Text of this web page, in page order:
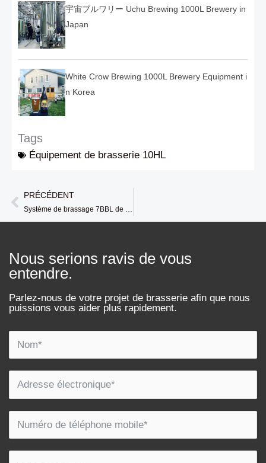
宇宙ブルワリー Uchu Brewing 1000L Brewery in
Japan
White Crow Brewing 1000L Brewery Equipment i
n Korea
Tags
Équipement de brasserie 10HL
Prévenir
PRÉCÉDENT
Système de brassage 7BBL de la brasserie Rock N Roll (CO, USA) de la société Tiantai
Nous serions ravis de vous
entendre.
Parlez-nous de votre projet de brasserie afin que nous
puissions vous aider plus rapidement.